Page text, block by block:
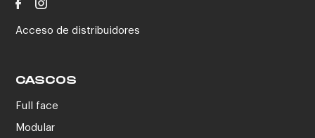
Acceso de distribuidores
CASCOS
Full face
Modular